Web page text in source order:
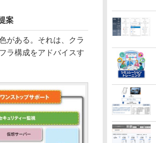
案
がある。それは、クラ
ラ構成をアドバイスす